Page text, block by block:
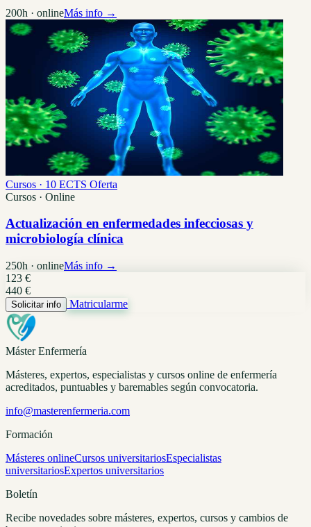
200h · onlineMás info →
Cursos · 10 ECTS Oferta
Cursos · Online
Actualización en enfermedades infecciosas y
microbiología clínica
250h · onlineMás info →
123 €
440 €
Solicitar info Matricularme
Máster Enfermería
Másteres, expertos, especialistas y cursos online de enfermería
acreditados, puntuables y baremables según convocatoria.
info@masterenfermeria.com
Formación
Másteres onlineCursos universitariosEspecialistas
universitariosExpertos universitarios
Boletín
Recibe novedades sobre másteres, expertos, cursos y cambios de